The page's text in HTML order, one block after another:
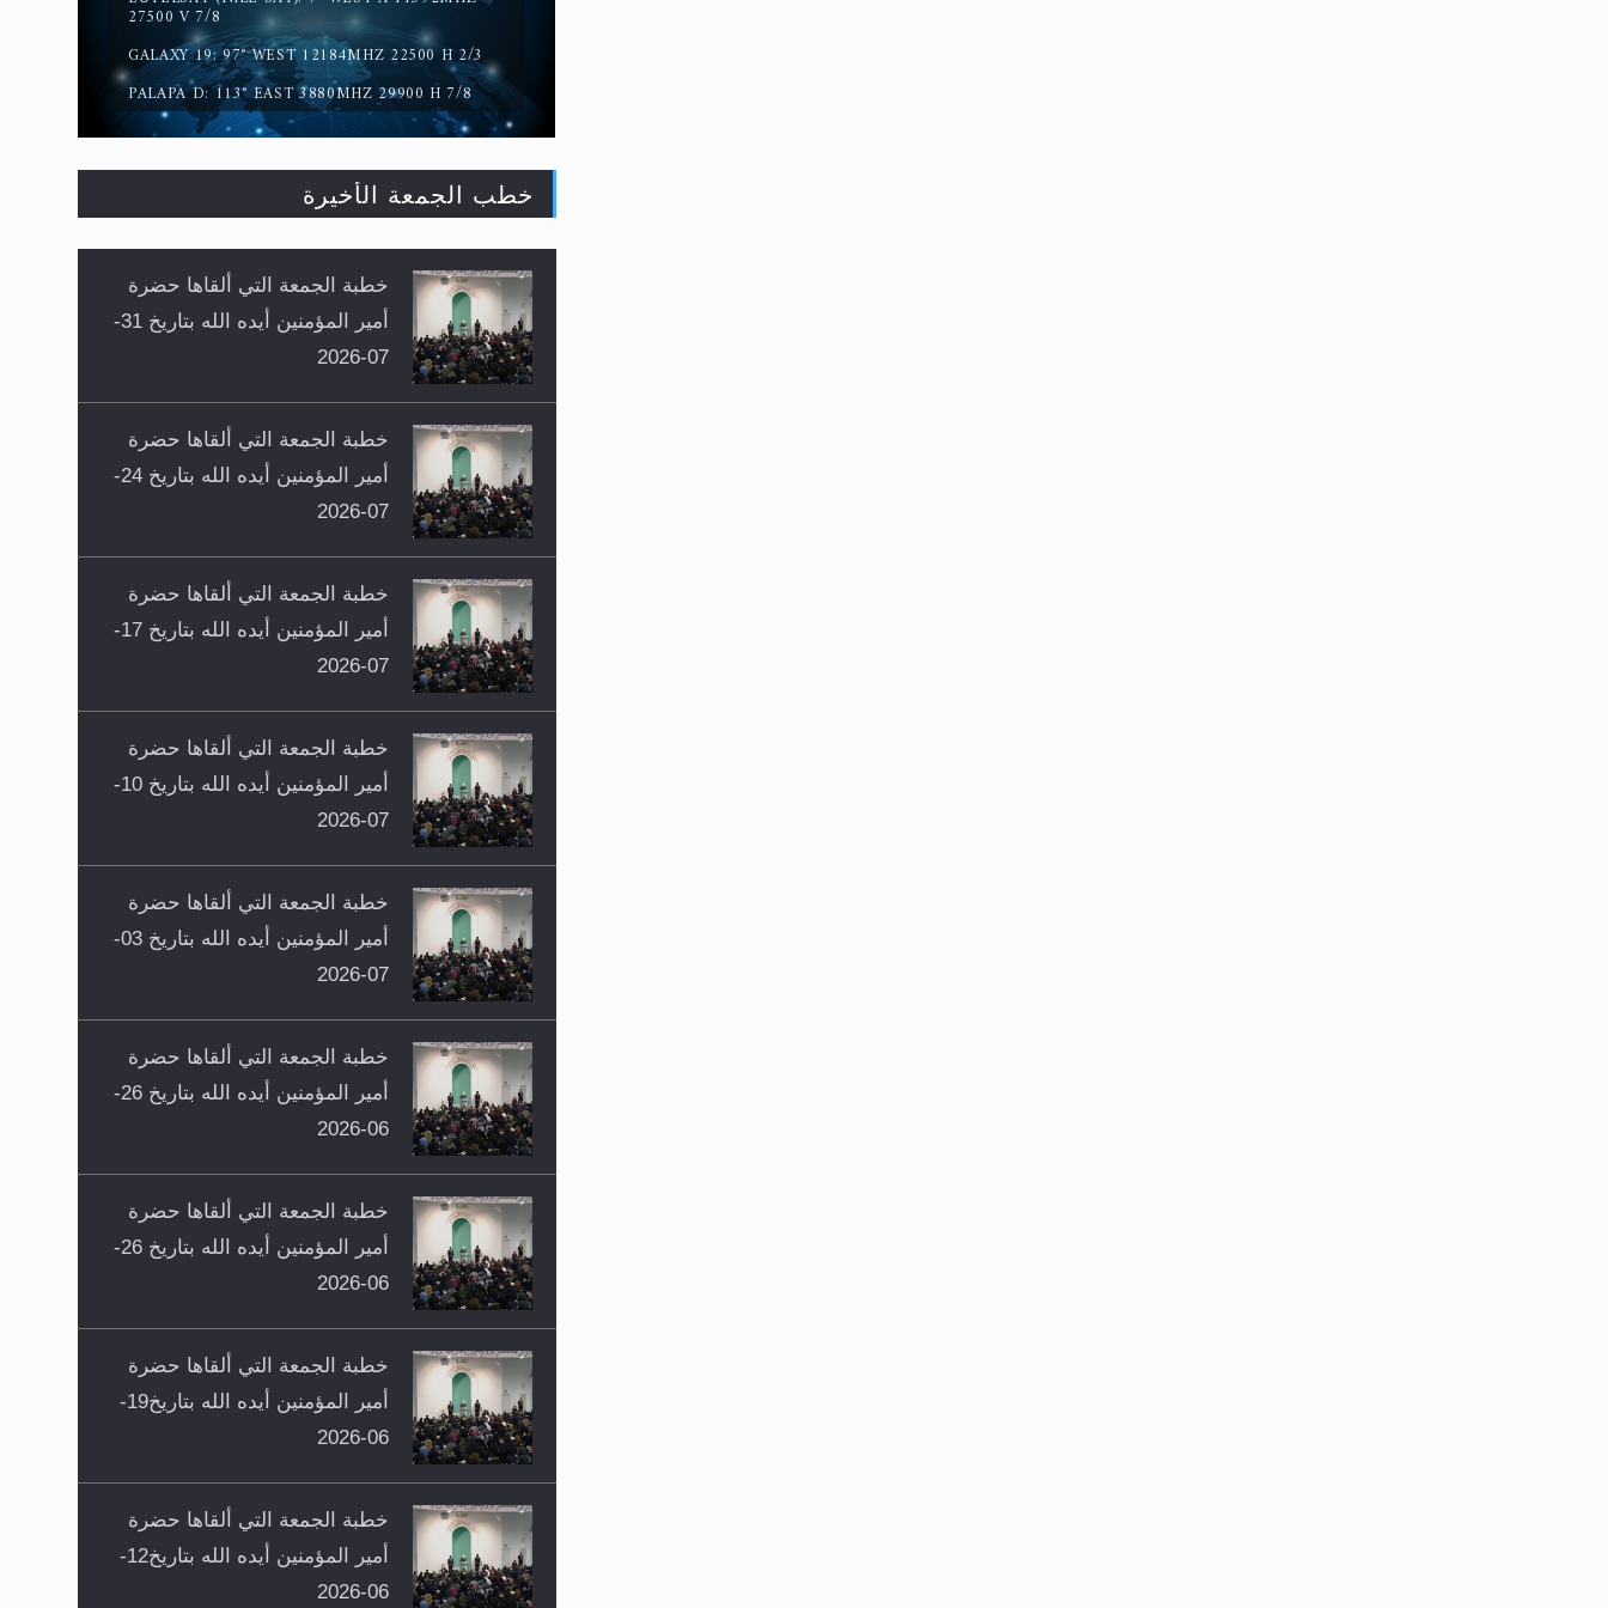
27500 V 7/8
GALAXY 19: 97° WEST 12184MHZ 22500 H 2/3
PALAPA D: 113° EAST 3880MHZ 29900 H 7/8
خطب الجمعة الأخيرة
خطبة الجمعة التي ألقاها حضرة
أمير المؤمنين أيده الله بتاريخ 31-
07-2026
خطبة الجمعة التي ألقاها حضرة
أمير المؤمنين أيده الله بتاريخ 24-
07-2026
خطبة الجمعة التي ألقاها حضرة
أمير المؤمنين أيده الله بتاريخ 17-
07-2026
خطبة الجمعة التي ألقاها حضرة
أمير المؤمنين أيده الله بتاريخ 10-
07-2026
خطبة الجمعة التي ألقاها حضرة
أمير المؤمنين أيده الله بتاريخ 03-
07-2026
خطبة الجمعة التي ألقاها حضرة
أمير المؤمنين أيده الله بتاريخ 26-
06-2026
خطبة الجمعة التي ألقاها حضرة
أمير المؤمنين أيده الله بتاريخ 26-
06-2026
خطبة الجمعة التي ألقاها حضرة
أمير المؤمنين أيده الله بتاريخ19-
06-2026
خطبة الجمعة التي ألقاها حضرة
أمير المؤمنين أيده الله بتاريخ12-
06-2026